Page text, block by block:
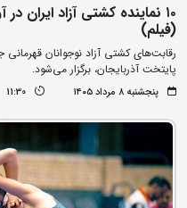
۱۰ نماینده کشتی آزاد ایران
(فیلم)
پایتخت آذربایجان، برگزار می‌شود.
پنجشنبه ۸ مرداد ۱۴۰۵ 11:30